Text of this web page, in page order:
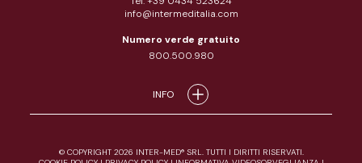
info@intermeditalia.com
Numero verde gratuito
800.500.980
INFO
© COPYRIGHT 2026 INTER-MED® SRL. TUTTI I DIRITTI RISERVATI.